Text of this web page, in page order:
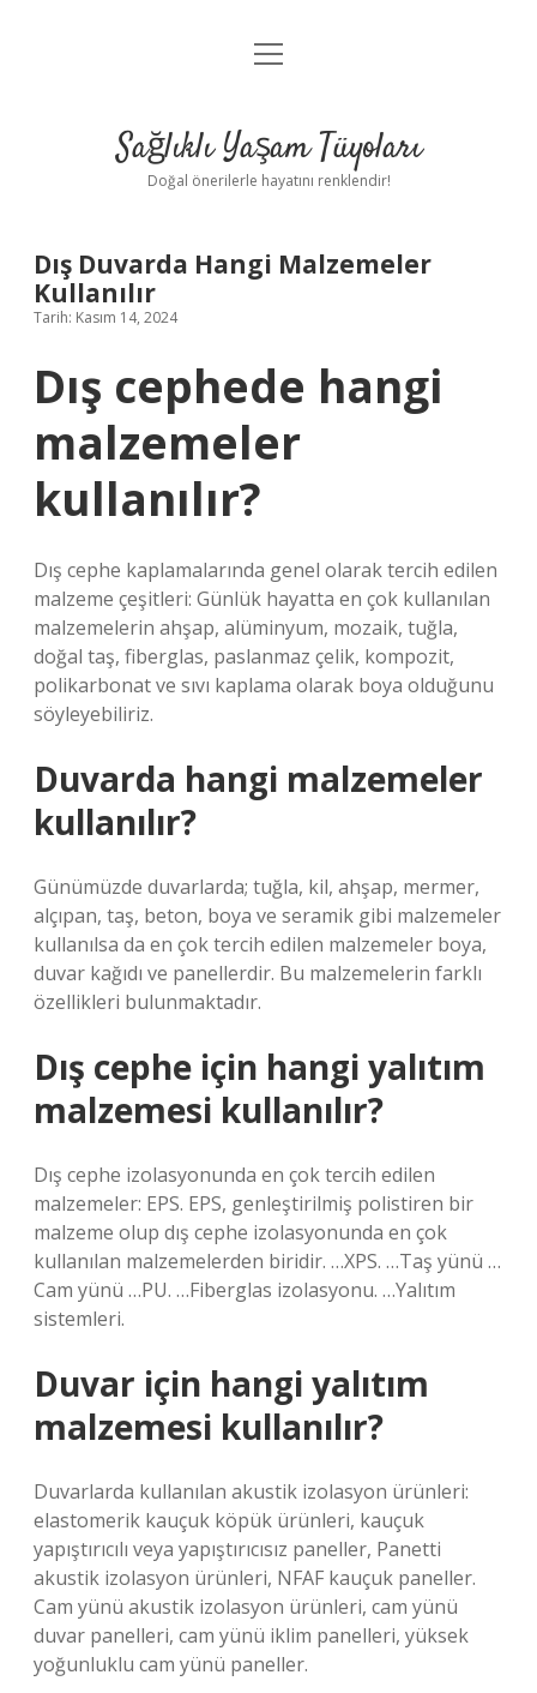
Anasayfa
Yasal Uyarı
menüyü
Sağlıklı Yaşam Tüyoları
Doğal önerilerle hayatını renklendir!
Dış Duvarda Hangi Malzemeler
Kullanılır
Tarih: Kasım 14, 2024
Dış cephede hangi
malzemeler
kullanılır?
Dış cephe kaplamalarında genel olarak tercih edilen
malzeme çeşitleri: Günlük hayatta en çok kullanılan
malzemelerin ahşap, alüminyum, mozaik, tuğla,
doğal taş, fiberglas, paslanmaz çelik, kompozit,
polikarbonat ve sıvı kaplama olarak boya olduğunu
söyleyebiliriz.
Duvarda hangi malzemeler
kullanılır?
Günümüzde duvarlarda; tuğla, kil, ahşap, mermer,
alçıpan, taş, beton, boya ve seramik gibi malzemeler
kullanılsa da en çok tercih edilen malzemeler boya,
duvar kağıdı ve panellerdir. Bu malzemelerin farklı
özellikleri bulunmaktadır.
Dış cephe için hangi yalıtım
malzemesi kullanılır?
Dış cephe izolasyonunda en çok tercih edilen
malzemeler: EPS. EPS, genleştirilmiş polistiren bir
malzeme olup dış cephe izolasyonunda en çok
kullanılan malzemelerden biridir. …XPS. …Taş yünü …
Cam yünü …PU. …Fiberglas izolasyonu. …Yalıtım
sistemleri.
Duvar için hangi yalıtım
malzemesi kullanılır?
Duvarlarda kullanılan akustik izolasyon ürünleri:
elastomerik kauçuk köpük ürünleri, kauçuk
yapıştırıcılı veya yapıştırıcısız paneller, Panetti
akustik izolasyon ürünleri, NFAF kauçuk paneller.
Cam yünü akustik izolasyon ürünleri, cam yünü
duvar panelleri, cam yünü iklim panelleri, yüksek
yoğunluklu cam yünü paneller.